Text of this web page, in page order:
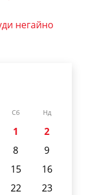
негайно
Сб Нд
1
2
8
9
15
16
22
23